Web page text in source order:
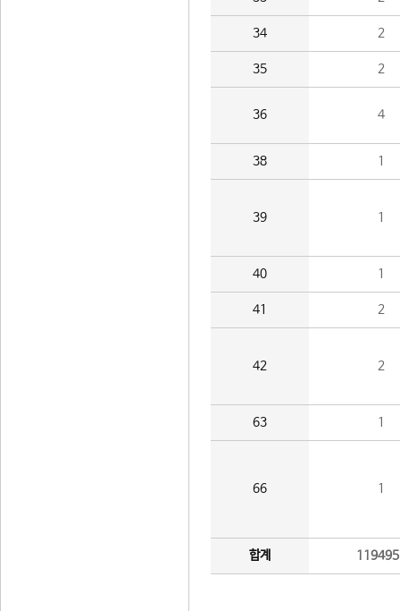
34 2
35 2
36 4
38 1
39 1
40 1
41 2
42 2
63 1
66 1
합계